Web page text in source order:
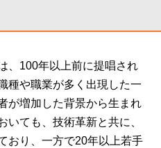
、100年以上前に提唱され
種や職業が多く出現した一
が増加した背景から生まれ
いても、技術革新と共に、
おり、一方で20年以上若手